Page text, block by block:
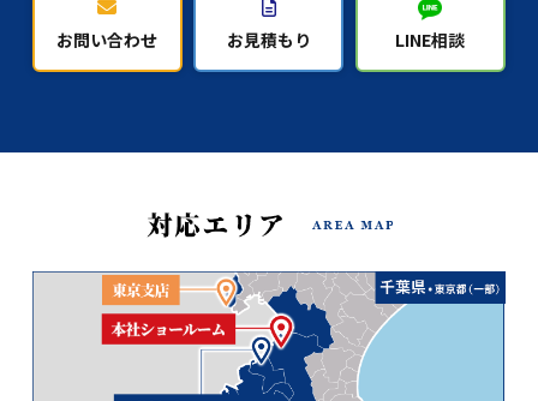
お問い合わせ お見積もり LINE相談